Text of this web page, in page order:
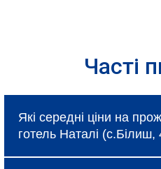
Часті
Які середні ціни на
готель Наталі